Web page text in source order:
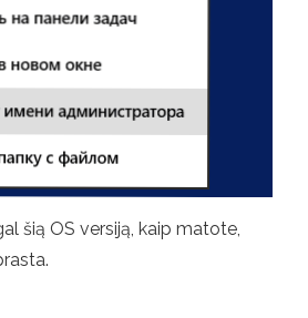
šią OS versiją, kaip matote,